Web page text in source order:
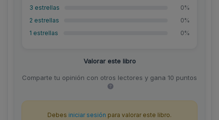
3 estrellas
0%
2 estrellas
0%
1 estrellas
0%
Valorar este libro
Comparte tu opinión con otros lectores y gana 10 puntos
Debes iniciar sesión para valorar este libro.